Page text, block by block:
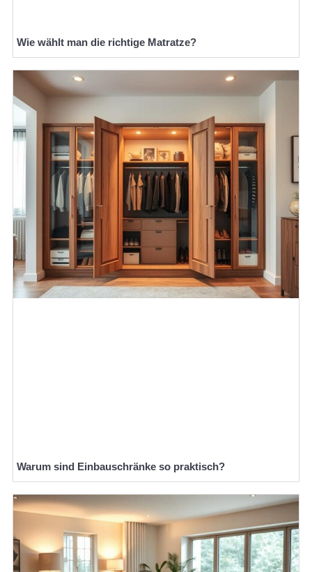
Wie wählt man die richtige Matratze?
Warum sind Einbauschränke so praktisch?